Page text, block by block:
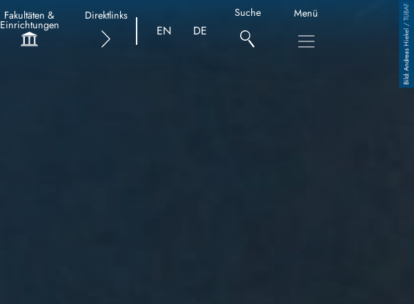
Fakultäten &
Einrichtungen
Direktlinks
EN DE
Suche Menü
Copyright
Andreas Hiekel / TUBAF